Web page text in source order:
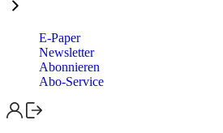
E-Paper
Newsletter
Abonnieren
Abo-Service